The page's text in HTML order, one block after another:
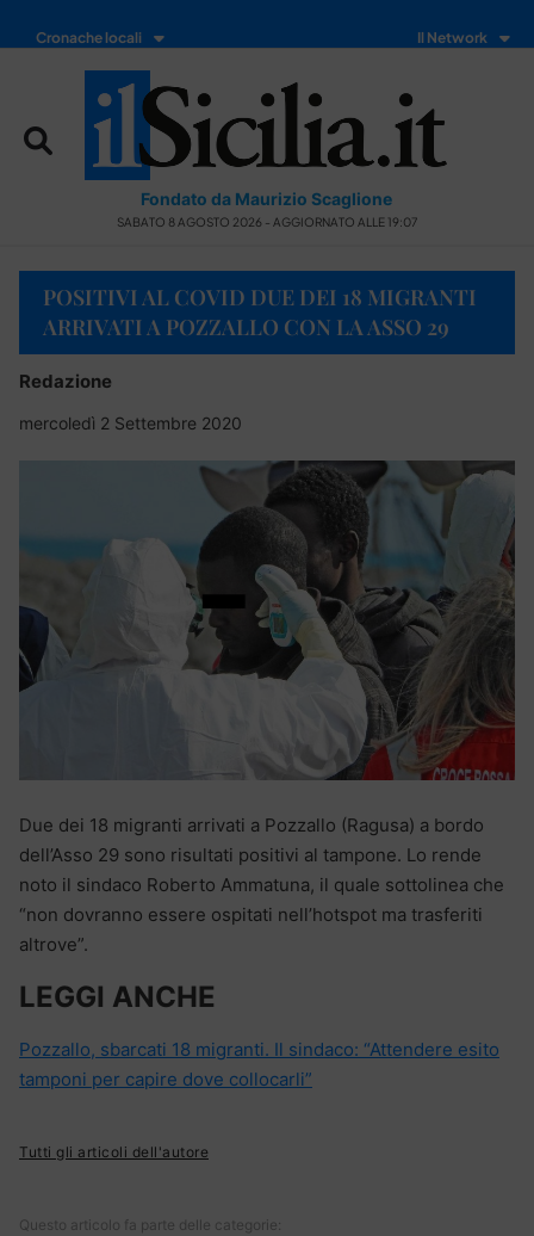
Cronache locali Il Network
Fondato da Maurizio Scaglione
SABATO 8 AGOSTO 2026 - AGGIORNATO ALLE 19:07
POSITIVI AL COVID DUE DEI 18 MIGRANTI
ARRIVATI A POZZALLO CON LA ASSO 29
Redazione
mercoledì 2 Settembre 2020
Due dei 18 migranti arrivati a Pozzallo (Ragusa) a bordo
dell’Asso 29 sono risultati positivi al tampone. Lo rende
noto il sindaco Roberto Ammatuna, il quale sottolinea che
“non dovranno essere ospitati nell’hotspot ma trasferiti
altrove”.
LEGGI ANCHE
Pozzallo, sbarcati 18 migranti. Il sindaco: “Attendere esito
tamponi per capire dove collocarli”
Tutti gli articoli dell'autore
Questo articolo fa parte delle categorie: